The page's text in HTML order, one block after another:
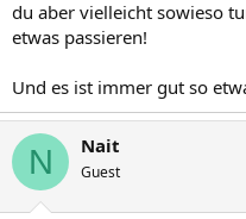
du aber vielleicht sowieso
etwas passieren!
Und es ist immer gut so
N Nait
Guest